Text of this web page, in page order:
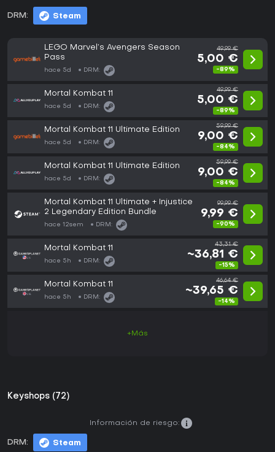
DRM: Steam
LEGO Marvel’s Avengers Season
Pass
hace 5d DRM:
49,99 €
5,00 €
-89%
Mortal Kombat 11
hace 5d DRM:
49,99 €
5,00 €
-89%
Mortal Kombat 11 Ultimate Edition
hace 5d DRM:
59,99 €
9,00 €
-84%
Mortal Kombat 11 Ultimate Edition
hace 5d DRM:
59,99 €
9,00 €
-84%
Mortal Kombat 11 Ultimate + Injustice
2 Legendary Edition Bundle
hace 12sem DRM:
99,99 €
9,99 €
-90%
Mortal Kombat 11
hace 5h DRM:
43,31 €
~36,81 €
-15%
Mortal Kombat 11
hace 5h DRM:
46,64 €
~39,65 €
-14%
+Más
Keyshops (72)
DRM: Steam
Información de riesgo: